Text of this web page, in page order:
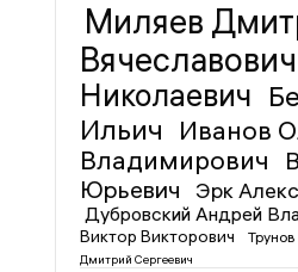
Миляев
Вячеславович
Николаевич
Ильич
Иванов
Владимирович
Юрьевич
Эрк
Дубровский Андрей
Виктор Викторович
Дмитрий Сергеевич